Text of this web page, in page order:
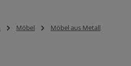
Möbel Möbel aus Metall